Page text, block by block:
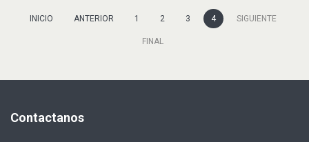
INICIO ANTERIOR 1 2 3 4 SIGUIENTE
FINAL
Contactanos